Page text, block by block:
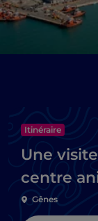
Itinéraire
Une
centre
Gênes